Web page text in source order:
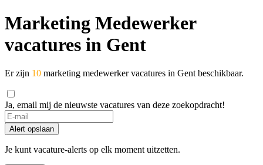
Marketing Medewerker
vacatures in Gent
Er zijn 10 marketing medewerker vacatures in Gent beschikbaar.
Ja, email mij de nieuwste vacatures van deze zoekopdracht!
Alert opslaan
Je kunt vacature-alerts op elk moment uitzetten.